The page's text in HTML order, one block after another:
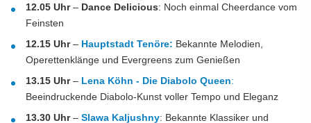
12.05 Uhr– Dance Delicious: Noch einmal Cheerdance vom
Feinsten
12.15 Uhr– Hauptstadt Tenöre: Bekannte Melodien,
Operettenklänge und Evergreens zum Genießen
13.15 Uhr– Lena Köhn - Die Diabolo Queen:
Beeindruckende Diabolo-Kunst voller Tempo und Eleganz
13.30 Uhr– Slawa Kaljushny: Bekannte Klassiker und